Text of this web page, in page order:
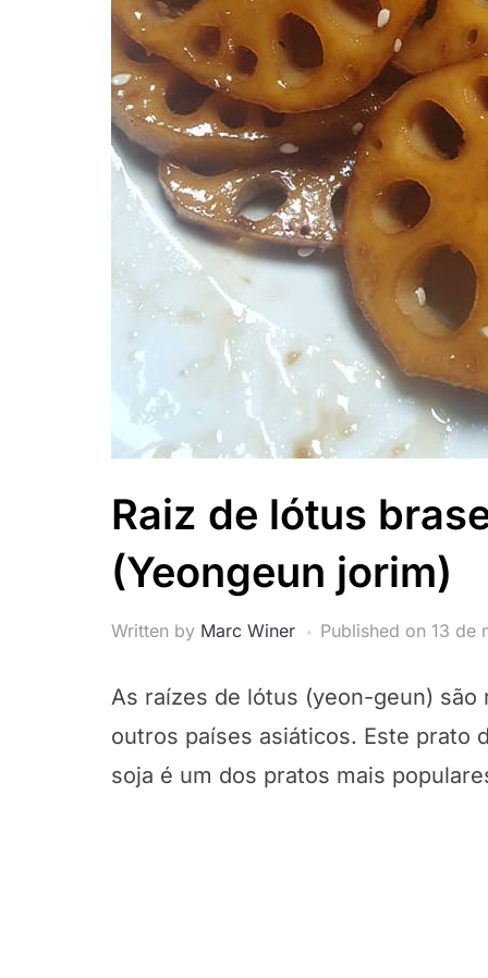
Raiz de lótus
(Yeongeun jorim)
Written by Marc Winer Published on 13 de
As raízes de lótus (yeon-geun) são
outros países asiáticos. Este prato
soja é um dos pratos mais